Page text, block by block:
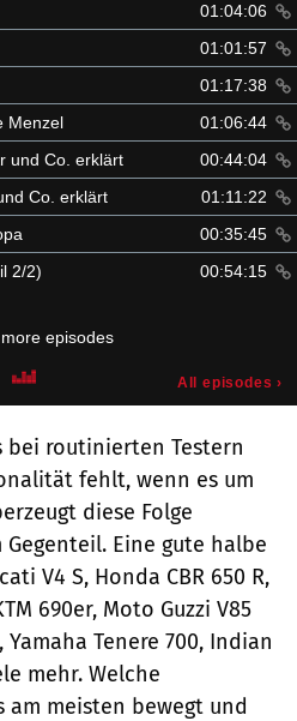
bei routinierten Testern
fehlt, wenn es um
diese Folge
Eine gute halbe
V4 S, Honda CBR 650 R,
690er, Moto Guzzi V85
Yamaha Tenere 700, Indian
mehr. Welche
meisten bewegt und